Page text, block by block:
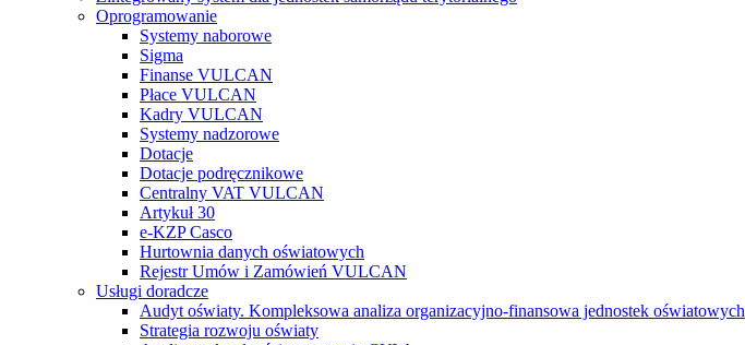
Oprogramowanie
Systemy naborowe
Sigma
Finanse VULCAN
Płace VULCAN
Kadry VULCAN
Systemy nadzorowe
Dotacje
Dotacje podręcznikowe
Centralny VAT VULCAN
Artykuł 30
e-KZP Casco
Hurtownia danych oświatowych
Rejestr Umów i Zamówień VULCAN
Usługi doradcze
Audyt oświaty. Kompleksowa analiza organizacyjno-finansowa jednostek oświatowych
Strategia rozwoju oświaty